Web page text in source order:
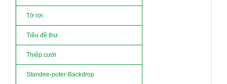
Tờ rơi
Tiêu đề thư
Thiệp cưới
Standee-poter-Backdrop